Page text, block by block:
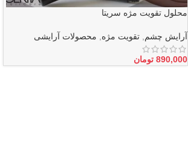
محلول تقویت مژه سریتا
آرایش چشم, تقویت مژه, محصولات آرایشی
890,000 تومان